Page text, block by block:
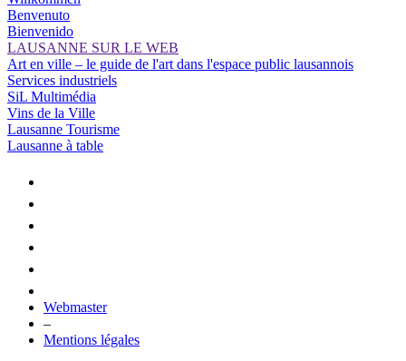
Benvenuto
Bienvenido
LAUSANNE SUR LE WEB
Art en ville – le guide de l'art dans l'espace public lausannois
Services industriels
SiL Multimédia
Vins de la Ville
Lausanne Tourisme
Lausanne à table
Webmaster
–
Mentions légales